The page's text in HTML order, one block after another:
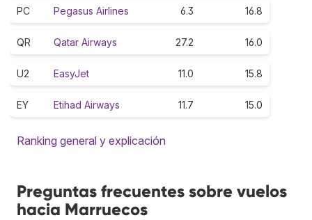
PC Pegasus Airlines 6.3 16.8
QR Qatar Airways 27.2 16.0
U2 EasyJet 11.0 15.8
EY Etihad Airways 11.7 15.0
Ranking general y explicación
Preguntas frecuentes sobre vuelos
hacia Marruecos